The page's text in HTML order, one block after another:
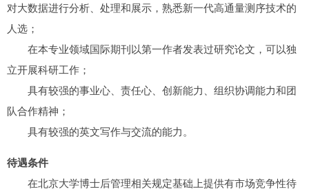
对大数据进行分析、处理和展示，熟悉新一代高通量测序技术的
人选；
在本专业领域国际期刊以第一作者发表过研究论文，可以独
立开展科研工作；
具有较强的事业心、责任心、创新能力、组织协调能力和团
队合作精神；
具有较强的英文写作与交流的能力。
待遇条件
在北京大学博士后管理相关规定基础上提供有市场竞争性待